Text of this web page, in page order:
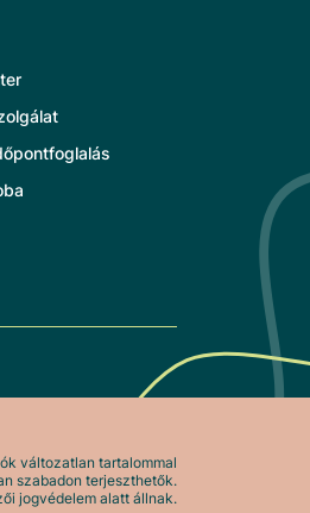
változatlan tartalommal
szabadon terjeszthetők.
jogvédelem alatt állnak.